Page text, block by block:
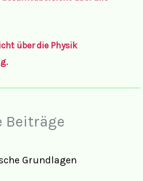
über die Physik
Beiträge
Grundlagen